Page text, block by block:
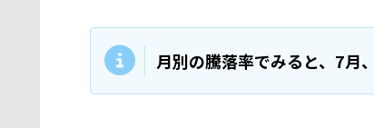
月別の騰落率でみると、7月